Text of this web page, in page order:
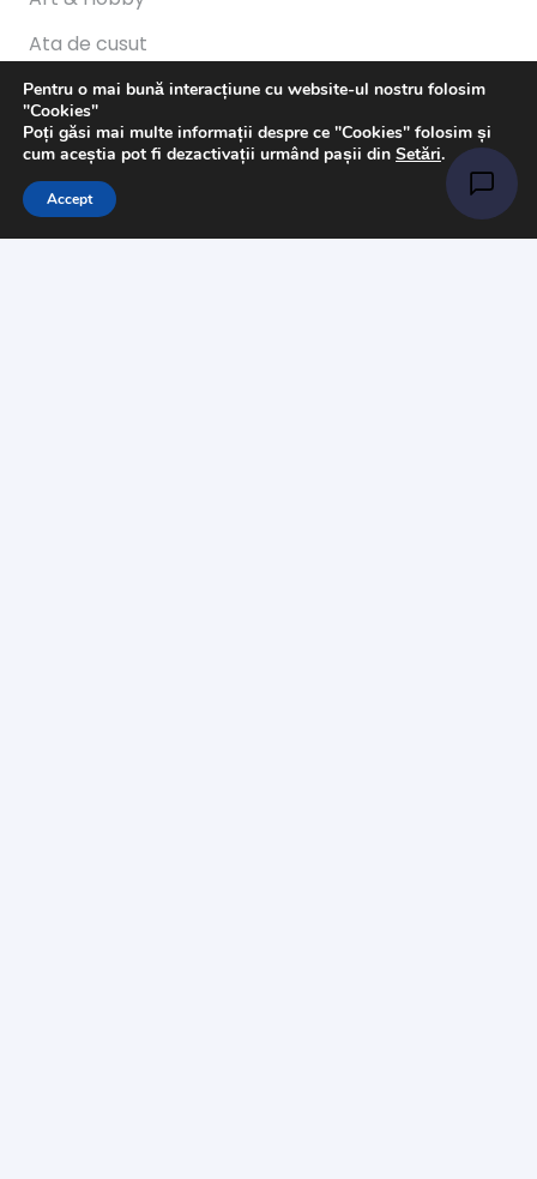
Ata de cusut
Pasmanterie
Tesaturi
Accesorii
Informații
Pentru o mai bună interacțiune cu website-ul nostru folosim
"Cookies"
Poți găsi mai multe informații despre ce "Cookies" folosim și
cum aceștia pot fi dezactivații urmând pașii din Setări.
Accept